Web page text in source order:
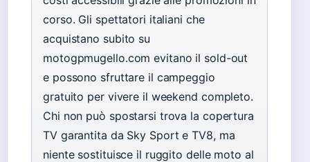
corso. Gli spettatori italiani che
acquistano subito su
motogpmugello.com evitano il sold-out
e possono sfruttare il campeggio
gratuito per vivere il weekend completo.
Chi non può spostarsi trova la copertura
TV garantita da Sky Sport e TV8, ma
niente sostituisce il ruggito delle moto al